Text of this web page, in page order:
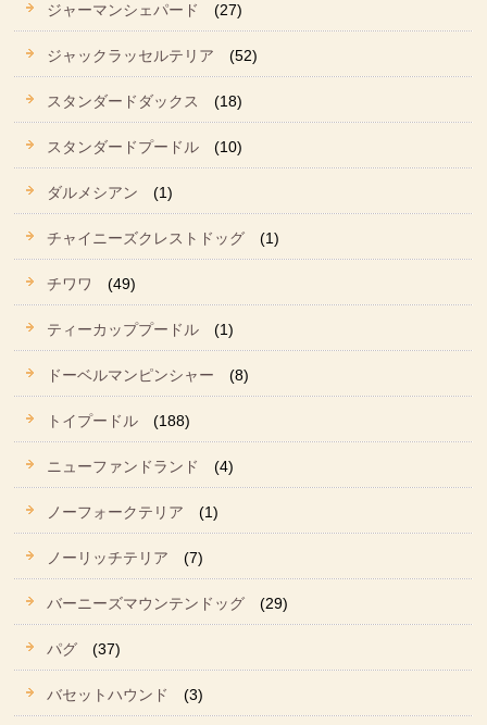
ジャーマンシェパード (27)
ジャックラッセルテリア (52)
スタンダードダックス (18)
スタンダードプードル (10)
ダルメシアン (1)
チャイニーズクレストドッグ (1)
チワワ (49)
ティーカッププードル (1)
ドーベルマンピンシャー (8)
トイプードル (188)
ニューファンドランド (4)
ノーフォークテリア (1)
ノーリッチテリア (7)
バーニーズマウンテンドッグ (29)
パグ (37)
バセットハウンド (3)